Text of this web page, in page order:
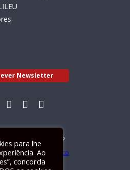
Newsletter
Electrónico
para lhe
Ao
concorda